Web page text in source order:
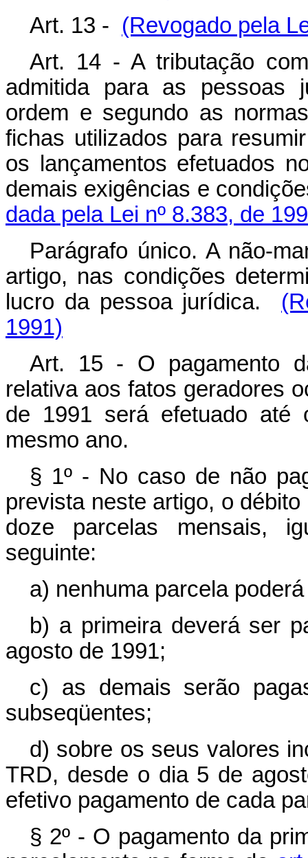
Art. 13 - (Revogado pela
Art. 14 - A tributação
admitida para as pessoas
ordem e segundo as
fichas utilizados para
os lançamentos efetuados
demais exigências e
dada pela Lei nº 8.383, de
Parágrafo único. A não-
artigo, nas condições
lucro da pessoa jurídica.
1991)
Art. 15 - O pagamento
relativa aos fatos geradores
de 1991 será efetuado
mesmo ano.
§ 1º - No caso de não
prevista neste artigo, o
doze parcelas mensais,
seguinte:
a) nenhuma parcela
b) a primeira deverá ser
agosto de 1991;
c) as demais serão
subseqüentes;
d) sobre os seus valores
TRD, desde o dia 5 de
efetivo pagamento de cada
§ 2º - O pagamento da